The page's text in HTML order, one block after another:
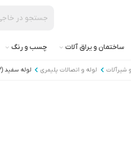
ساختمان و یراق آلات چسب و رنگ
شیرآلات لوله و اتصالات پلیمری لوله سفید (PP)